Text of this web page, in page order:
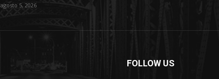
agosto 5, 2026
FOLLOW US